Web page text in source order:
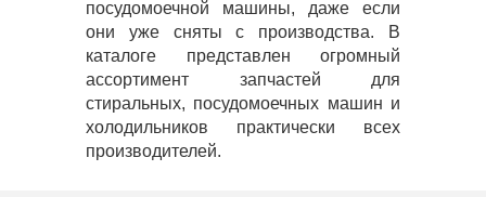
посудомоечной машины, даже если
они уже сняты с производства. В
каталоге представлен огромный
ассортимент запчастей для
стиральных, посудомоечных машин и
холодильников практически всех
производителей.